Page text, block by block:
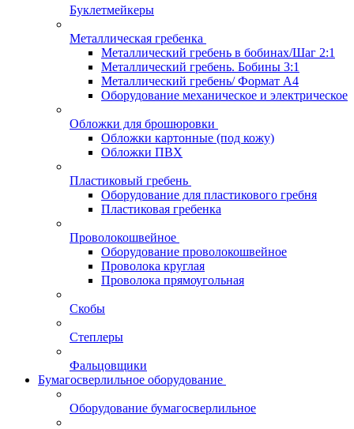
Буклетмейкеры
Металлическая гребенка
Металлический гребень в бобинах/Шаг 2:1
Металлический гребень. Бобины 3:1
Металлический гребень/ Формат А4
Оборудование механическое и электрическое
Обложки для брошюровки
Обложки картонные (под кожу)
Обложки ПВХ
Пластиковый гребень
Оборудование для пластикового гребня
Пластиковая гребенка
Проволокошвейное
Оборудование проволокошвейное
Проволока круглая
Проволока прямоугольная
Скобы
Степлеры
Фальцовщики
Бумагосверлильное оборудование
Оборудование бумагосверлильное